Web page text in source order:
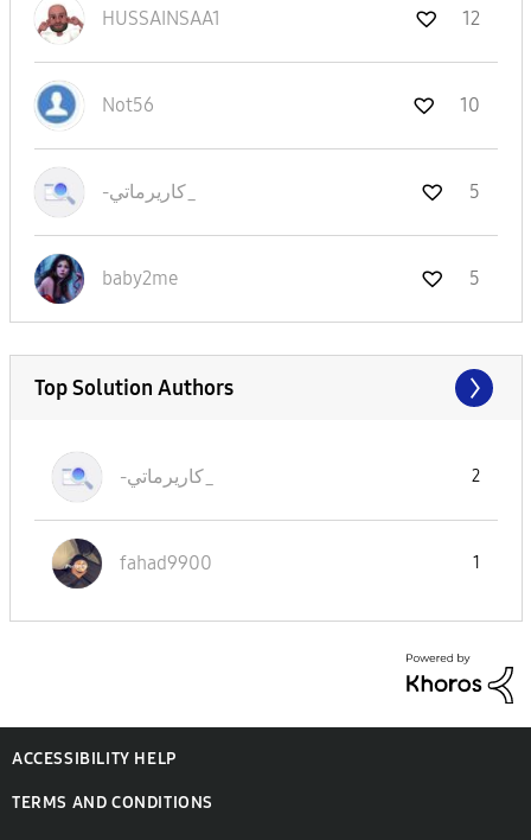
HUSSAINSAA1 12
Not56 10
-كاريرماتي_ 5
baby2me 5
Top Solution Authors
-كاريرماتي_ 2
fahad9900 1
ACCESSIBILITY HELP
TERMS AND CONDITIONS